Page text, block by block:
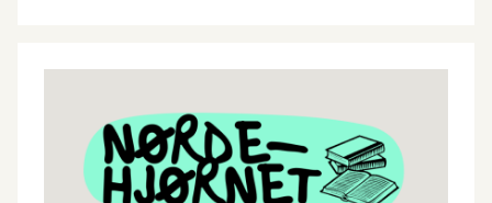
Kom og oplev en aften, hvor stilhed og litteratur går hånd i hånd.
Vi glæder os til at se dig!